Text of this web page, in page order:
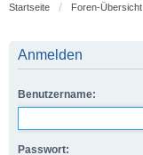
Startseite Foren-Übersicht
Anmelden
Benutzername:
Passwort: